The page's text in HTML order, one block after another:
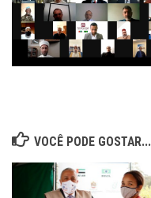
VOCÊ PODE GOSTAR...